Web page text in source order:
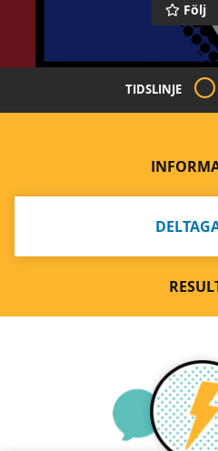
Följ
TIDSLINJE